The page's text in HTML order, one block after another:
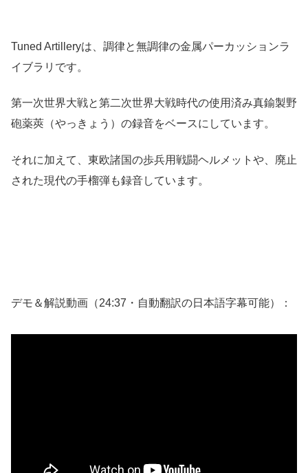
Tuned Artilleryは、調律と無調律の金属パーカッションラ
イブラリです。
第一次世界大戦と第二次世界大戦時代の使用済み真鍮製野
砲薬莢（やっきょう）の録音をベースにしています。
それに加えて、東欧諸国の歩兵用戦闘ヘルメットや、廃止
された現代の手榴弾も録音しています。
デモ＆解説動画（24:37・自動翻訳の日本語字幕可能）：